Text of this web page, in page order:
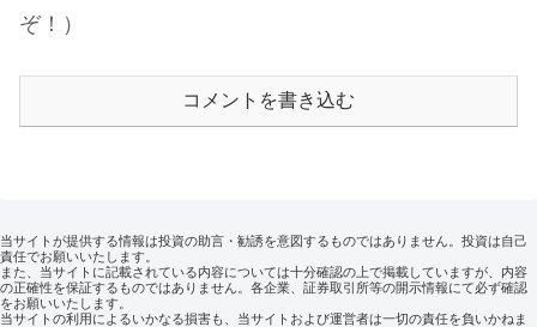
ぞ！）
コメントを書き込む
当サイトが提供する情報は投資の助言・勧誘を意図するものではありません。投資は自己
責任でお願いいたします。
また、当サイトに記載されている内容については十分確認の上で掲載していますが、内容
の正確性を保証するものではありません。各企業、証券取引所等の開示情報にて必ず確認
をお願いいたします。
当サイトの利用によるいかなる損害も、当サイトおよび運営者は一切の責任を負いかねま